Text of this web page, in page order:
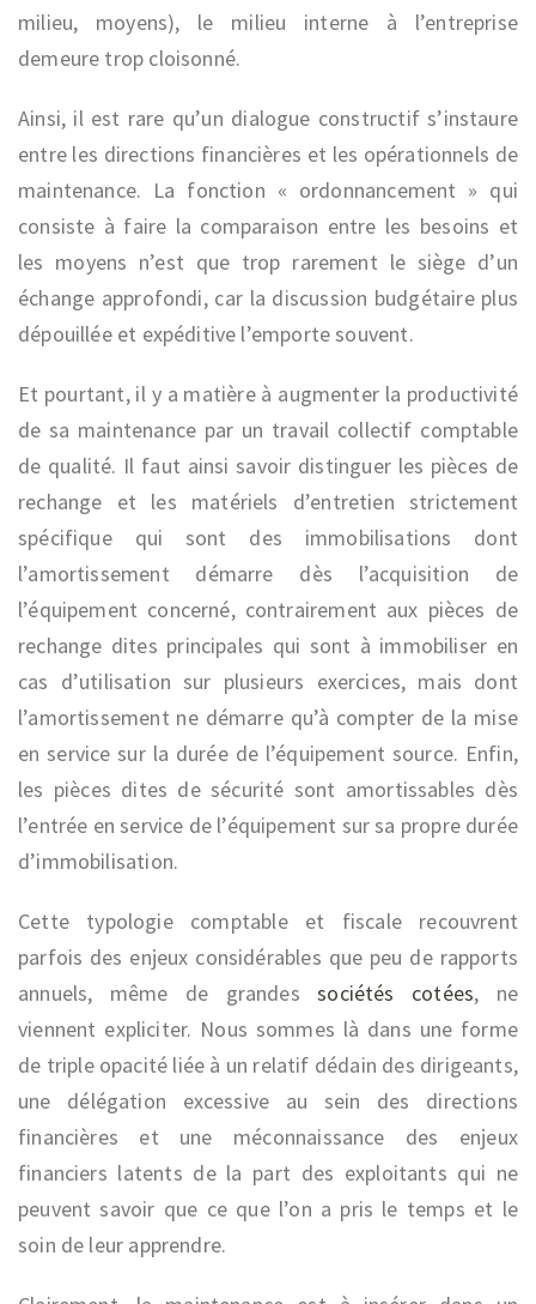
milieu, moyens), le milieu interne à l’entreprise
demeure trop cloisonné.
Ainsi, il est rare qu’un dialogue constructif s’instaure
entre les directions financières et les opérationnels de
maintenance. La fonction « ordonnancement » qui
consiste à faire la comparaison entre les besoins et
les moyens n’est que trop rarement le siège d’un
échange approfondi, car la discussion budgétaire plus
dépouillée et expéditive l’emporte souvent.
Et pourtant, il y a matière à augmenter la productivité
de sa maintenance par un travail collectif comptable
de qualité. Il faut ainsi savoir distinguer les pièces de
rechange et les matériels d’entretien strictement
spécifique qui sont des immobilisations dont
l’amortissement démarre dès l’acquisition de
l’équipement concerné, contrairement aux pièces de
rechange dites principales qui sont à immobiliser en
cas d’utilisation sur plusieurs exercices, mais dont
l’amortissement ne démarre qu’à compter de la mise
en service sur la durée de l’équipement source. Enfin,
les pièces dites de sécurité sont amortissables dès
l’entrée en service de l’équipement sur sa propre durée
d’immobilisation.
Cette typologie comptable et fiscale recouvrent
parfois des enjeux considérables que peu de rapports
annuels, même de grandessociétés cotées, ne
viennent expliciter. Nous sommes là dans une forme
de triple opacité liée à un relatif dédain des dirigeants,
une délégation excessive au sein des directions
financières et une méconnaissance des enjeux
financiers latents de la part des exploitants qui ne
peuvent savoir que ce que l’on a pris le temps et le
soin de leur apprendre.